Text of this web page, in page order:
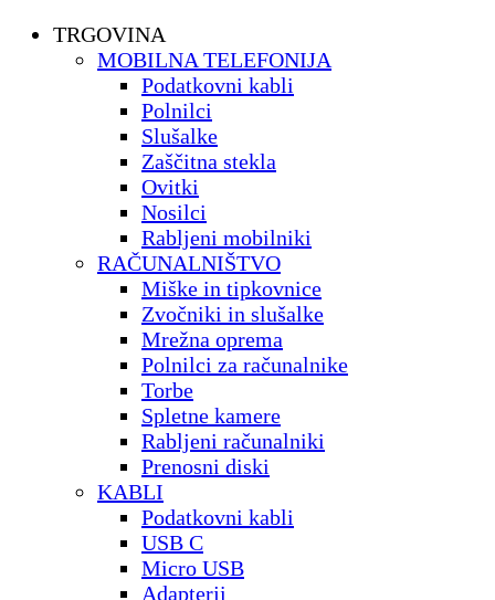
TRGOVINA
MOBILNA TELEFONIJA
Podatkovni kabli
Polnilci
Slušalke
Zaščitna stekla
Ovitki
Nosilci
Rabljeni mobilniki
RAČUNALNIŠTVO
Miške in tipkovnice
Zvočniki in slušalke
Mrežna oprema
Polnilci za računalnike
Torbe
Spletne kamere
Rabljeni računalniki
Prenosni diski
KABLI
Podatkovni kabli
USB C
Micro USB
Adapterji